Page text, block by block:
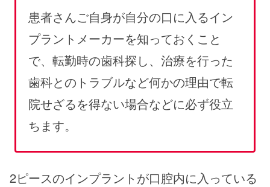
患者さんご自身が自分の口に入るイン
プラントメーカーを知っておくこと
で、転勤時の歯科探し、治療を行った
歯科とのトラブルなど何かの理由で転
院せざるを得ない場合などに必ず役立
ちます。
2ピースのインプラントが口腔内に入っている